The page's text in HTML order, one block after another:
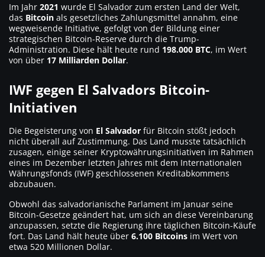
Im Jahr 2021 wurde El Salvador zum ersten Land der Welt,
das Bitcoin als gesetzliches Zahlungsmittel annahm, eine
wegweisende Initiative, gefolgt von der Bildung einer
strategischen Bitcoin-Reserve durch die Trump-
Administration. Diese hält heute rund 198.000 BTC, im Wert
von über 17 Milliarden Dollar.
IWF gegen El Salvadors Bitcoin-
Initiativen
Die Begeisterung von El Salvador für Bitcoin stößt jedoch
nicht überall auf Zustimmung. Das Land musste tatsächlich
zusagen, einige seiner Kryptowährungsinitiativen im Rahmen
eines im Dezember letzten Jahres mit dem Internationalen
Währungsfonds (IWF) geschlossenen Kreditabkommens
abzubauen.
Obwohl das salvadorianische Parlament im Januar seine
Bitcoin-Gesetze geändert hat, um sich an diese Vereinbarung
anzupassen, setzte die Regierung ihre täglichen Bitcoin-Käufe
fort. Das Land hält heute über 6.100 Bitcoins im Wert von
etwa 520 Millionen Dollar.